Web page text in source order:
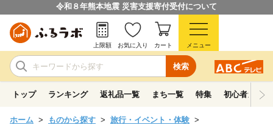
令和８年熊本地震 災害支援寄付受付について
検索
上限額 お気に入り カート メニュー
トップ ランキング 返礼品一覧 まち一覧 特集 初心者ガイド
ホーム ものから探す
旅行・イベント・体験